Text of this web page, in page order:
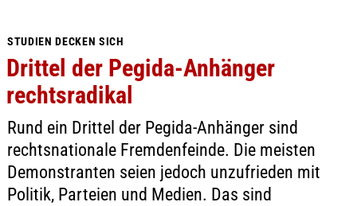
STUDIEN DECKEN SICH
Drittel der Pegida-Anhänger
rechtsradikal
Rund ein Drittel der Pegida-Anhänger sind
rechtsnationale Fremdenfeinde. Die meisten
Demonstranten seien jedoch unzufrieden mit
Politik, Parteien und Medien. Das sind